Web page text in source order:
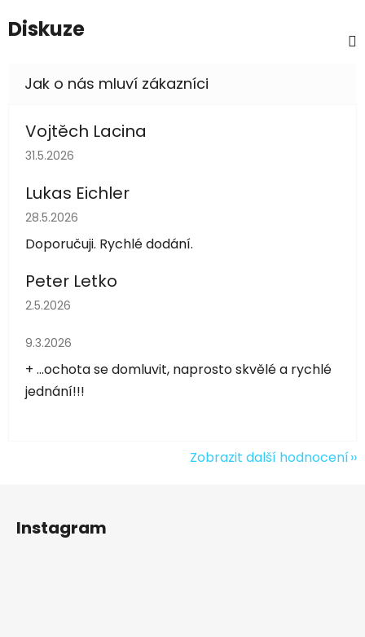
Diskuze
Vojtěch Lacina
Hodnocení obchodu je 5 z 5 hvězdiček.
31.5.2026
Lukas Eichler
Hodnocení obchodu je 5 z 5 hvězdiček.
28.5.2026
Doporučuji. Rychlé dodání.
Peter Letko
Hodnocení obchodu je 5 z 5 hvězdiček.
2.5.2026
Hodnocení obchodu je 5 z 5 hvězdiček.
9.3.2026
+ ...ochota se domluvit, naprosto skvělé a rychlé
jednání!!!
Zobrazit další hodnocení
Instagram